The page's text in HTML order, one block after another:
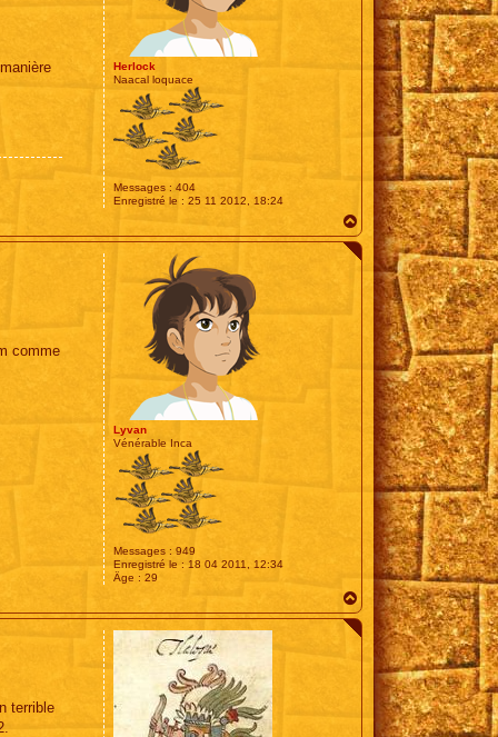
Herlock
Naacal loquace
Messages : 404
Enregistré le : 25 11 2012, 18:24
a
u
Lyvan
Vénérable Inca
Messages : 949
Enregistré le : 18 04 2011, 12:34
Âge : 29
comme
a
u
terrible